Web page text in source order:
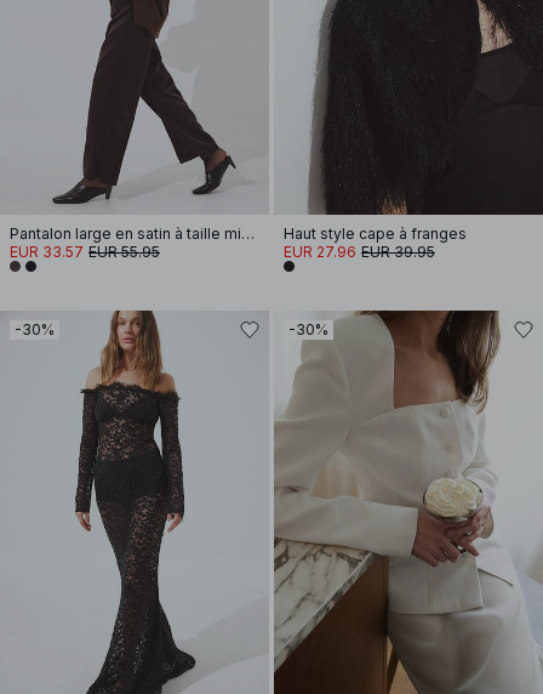
Pantalon large en satin à taille mi-haute
EUR 33.57 EUR 55.95
Haut style cape à franges
EUR 27.96 EUR 39.95
-30% -30%